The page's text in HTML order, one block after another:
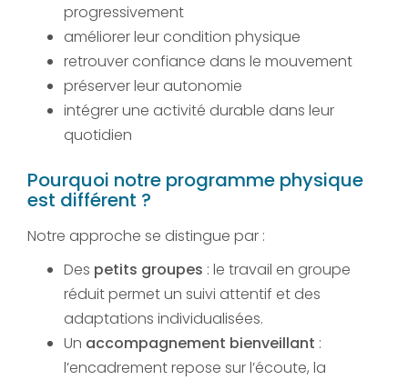
progressivement
améliorer leur condition physique
retrouver confiance dans le mouvement
préserver leur autonomie
intégrer une activité durable dans leur
quotidien
Pourquoi notre programme physique
est différent ?
Notre approche se distingue par :
Des petits groupes : le travail en groupe
réduit permet un suivi attentif et des
adaptations individualisées.
Un accompagnement bienveillant :
l’encadrement repose sur l’écoute, la